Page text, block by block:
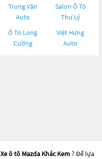
Trung Văn
Auto
Salon Ô Tô
Thư Lý
Ô Tô Long
Cường
Việt Hưng
Auto
Xe ô tô Mazda Khác Kem? Để lựa